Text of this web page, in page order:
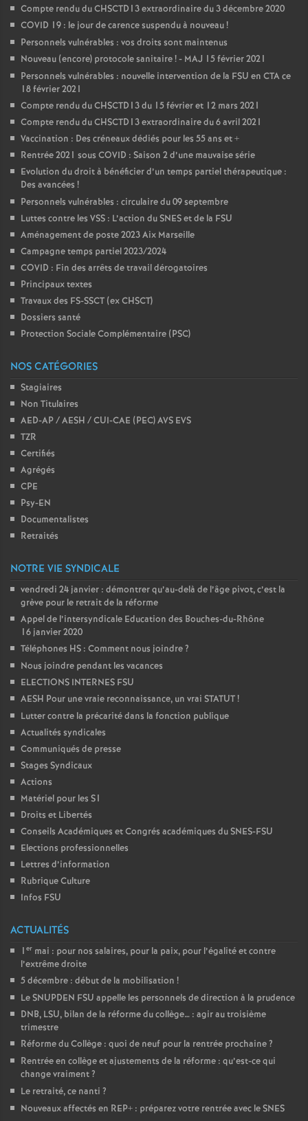
Compte rendu du CHSCTD13 extraordinaire du 3 décembre 2020
COVID 19 : le jour de carence suspendu à nouveau!
Personnels vulnérables : vos droits sont maintenus
Nouveau (encore) protocole sanitaire! - MAJ 15 février 2021
Personnels vulnérables : nouvelle intervention de la FSU en CTA ce
18 février 2021
Compte rendu du CHSCTD13 du 15 février et 12 mars 2021
Compte rendu du CHSCTD13 extraordinaire du 6 avril 2021
Vaccination : Des créneaux dédiés pour les 55 ans et +
Rentrée 2021 sous COVID : Saison 2 d’une mauvaise série
Evolution du droit à bénéficier d’un temps partiel thérapeutique :
Des avancées !
Personnels vulnérables : circulaire du 09 septembre
Luttes contre les VSS : L’action du SNES et de la FSU
Aménagement de poste 2023 Aix Marseille
Campagne temps partiel 2023/2024
COVID : Fin des arrêts de travail dérogatoires
Principaux textes
Travaux des FS-SSCT (ex CHSCT)
Dossiers santé
Protection Sociale Complémentaire (PSC)
NOS CATÉGORIES
Stagiaires
Non Titulaires
AED-AP / AESH / CUI-CAE (PEC) AVS EVS
TZR
Certifiés
Agrégés
CPE
Psy-EN
Documentalistes
Retraités
NOTRE VIE SYNDICALE
vendredi 24 janvier : démontrer qu’au-delà de l’âge pivot, c’est la
grève pour le retrait de la réforme
Appel de l’intersyndicale Education des Bouches-du-Rhône
16 janvier 2020
Téléphones HS : Comment nous joindre?
Nous joindre pendant les vacances
ELECTIONS INTERNES FSU
AESH Pour une vraie reconnaissance, un vrai STATUT!
Lutter contre la précarité dans la fonction publique
Actualités syndicales
Communiqués de presse
Stages Syndicaux
Actions
Matériel pour les S1
Droits et Libertés
Conseils Académiques et Congrés académiques du SNES-FSU
Elections professionnelles
Lettres d’information
Rubrique Culture
Infos FSU
ACTUALITÉS
1 er mai : pour nos salaires, pour la paix, pour l’égalité et contre
l’extrême droite
5 décembre : début de la mobilisation !
Le SNUPDEN FSU appelle les personnels de direction à la prudence
DNB, LSU, bilan de la réforme du collège… : agir au troisième
trimestre
Réforme du Collège : quoi de neuf pour la rentrée prochaine?
Rentrée en collège et ajustements de la réforme : qu’est-ce qui
change vraiment?
Le retraité, ce nanti ?
Nouveaux affectés en REP+ : préparez votre rentrée avec le SNES